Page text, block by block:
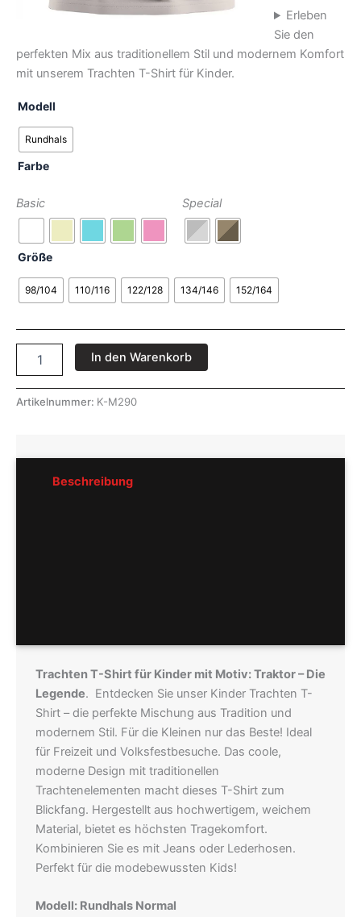
Erleben
Sie den
perfekten Mix aus traditionellem Stil und modernem Komfort
mit unserem Trachten T-Shirt für Kinder.
Modell
Rundhals
Farbe
Basic Special
Größe
98/104 110/116 122/128 134/146 152/164
In den Warenkorb
Artikelnummer: K-M290
Beschreibung
Trachten T-Shirt für Kinder mit Motiv: Traktor – Die
Legende. Entdecken Sie unser Kinder Trachten T-
Shirt – die perfekte Mischung aus Tradition und
modernem Stil. Für die Kleinen nur das Beste! Ideal
für Freizeit und Volksfestbesuche. Das coole,
moderne Design mit traditionellen
Trachtenelementen macht dieses T-Shirt zum
Blickfang. Hergestellt aus hochwertigem, weichem
Material, bietet es höchsten Tragekomfort.
Kombinieren Sie es mit Jeans oder Lederhosen.
Perfekt für die modebewussten Kids!
Modell: Rundhals Normal